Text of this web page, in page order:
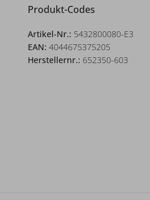
Produkt-Codes
Artikel-Nr.: 5432800080-E3
EAN: 4044675375205
Herstellernr.: 652350-603